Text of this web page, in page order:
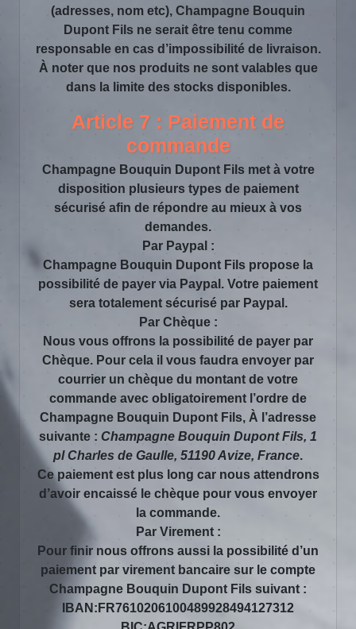
(adresses, nom etc), Champagne Bouquin
Dupont Fils ne serait être tenu comme
responsable en cas d’impossibilité de livraison.
À noter que nos produits ne sont valables que
dans la limite des stocks disponibles.
Article 7 : Paiement de
commande
Champagne Bouquin Dupont Fils met à votre
disposition plusieurs types de paiement
sécurisé afin de répondre au mieux à vos
demandes.
Par Paypal :
Champagne Bouquin Dupont Fils propose la
possibilité de payer via Paypal. Votre paiement
sera totalement sécurisé par Paypal.
Par Chèque :
Nous vous offrons la possibilité de payer par
Chèque. Pour cela il vous faudra envoyer par
courrier un chèque du montant de votre
commande avec obligatoirement l’ordre de
Champagne Bouquin Dupont Fils, À l’adresse
suivante : Champagne Bouquin Dupont Fils, 1
pl Charles de Gaulle, 51190 Avize, France.
Ce paiement est plus long car nous attendrons
d’avoir encaissé le chèque pour vous envoyer
la commande.
Par Virement :
Pour finir nous offrons aussi la possibilité d’un
paiement par virement bancaire sur le compte
Champagne Bouquin Dupont Fils suivant :
IBAN:FR7610206100489928494127312